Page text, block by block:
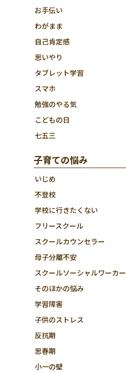
お手伝い
わがまま
自己肯定感
思いやり
タブレット学習
スマホ
勉強のやる気
こどもの日
七五三
子育ての悩み
いじめ
不登校
学校に行きたくない
フリースクール
スクールカウンセラー
母子分離不安
スクールソーシャルワーカー
そのほかの悩み
学習障害
子供のストレス
反抗期
思春期
小一の壁